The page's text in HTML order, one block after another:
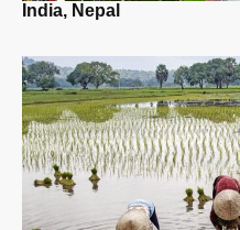
India, Nepal